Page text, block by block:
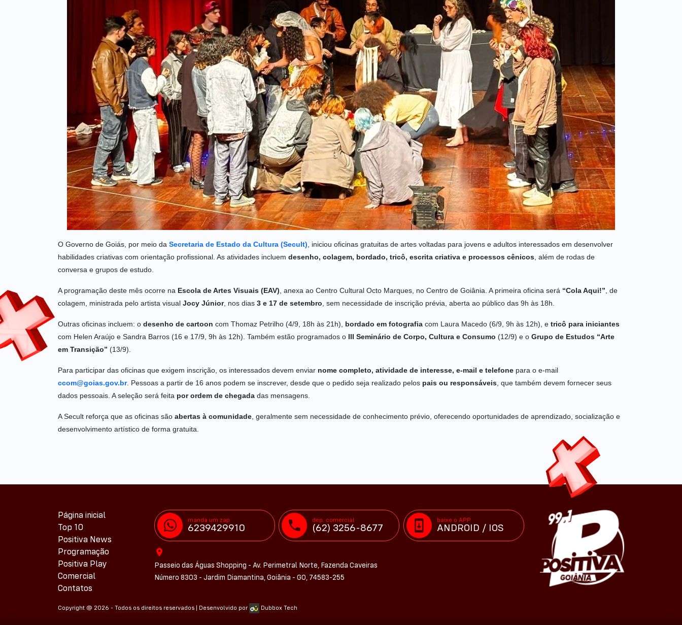
O Governo de Goiás, por meio da Secretaria de Estado da Cultura (Secult) , iniciou oficinas gratuitas de artes voltadas para jovens e adultos interessados em desenvolver
habilidades criativas com orientação profissional. As atividades incluem desenho, colagem, bordado, tricô, escrita criativa e processos cênicos , além de rodas de
conversa e grupos de estudo.
A programação deste mês ocorre na Escola de Artes Visuais (EAV) , anexa ao Centro Cultural Octo Marques, no Centro de Goiânia. A primeira oficina será “Cola Aqui!” , de
colagem, ministrada pelo artista visual Jocy Júnior, nos dias 3 e 17 de setembro , sem necessidade de inscrição prévia, aberta ao público das 9h às 18h.
Outras oficinas incluem: o desenho de cartoon com Thomaz Petrilho (4/9, 18h às 21h), bordado em fotografia com Laura Macedo (6/9, 9h às 12h), e tricô para iniciantes
com Helen Araújo e Sandra Barros (16 e 17/9, 9h às 12h). Também estão programados o III Seminário de Corpo, Cultura e Consumo (12/9) e o Grupo de Estudos “Arte
em Transição” (13/9).
Para participar das oficinas que exigem inscrição, os interessados devem enviar nome completo, atividade de interesse, e-mail e telefone para o e-mail
ccom@goias.gov.br. Pessoas a partir de 16 anos podem se inscrever, desde que o pedido seja realizado pelos pais ou responsáveis , que também devem fornecer seus
dados pessoais. A seleção será feita por ordem de chegada das mensagens.
A Secult reforça que as oficinas são abertas à comunidade , geralmente sem necessidade de conhecimento prévio, oferecendo oportunidades de aprendizado, socialização e
desenvolvimento artístico de forma gratuita.
Página inicial
Top 10
Positiva News
Programação
Positiva Play
Comercial
Contatos
manda um zap
6239429910
dep. comercial
(62) 3256-8677
baixe o APP
ANDROID / IOS
Passeio das Águas Shopping - Av. Perimetral Norte, Fazenda Caveiras
Número 8303 - Jardim Diamantina, Goiânia - GO, 74583-255
Copyright @ 2026 - Todos os direitos reservados | Desenvolvido por Dubbox Tech